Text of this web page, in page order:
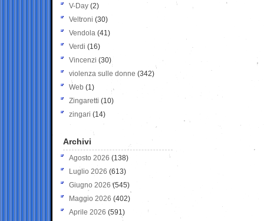
V-Day (2)
Veltroni (30)
Vendola (41)
Verdi (16)
Vincenzi (30)
violenza sulle donne (342)
Web (1)
Zingaretti (10)
zingari (14)
Archivi
Agosto 2026 (138)
Luglio 2026 (613)
Giugno 2026 (545)
Maggio 2026 (402)
Aprile 2026 (591)